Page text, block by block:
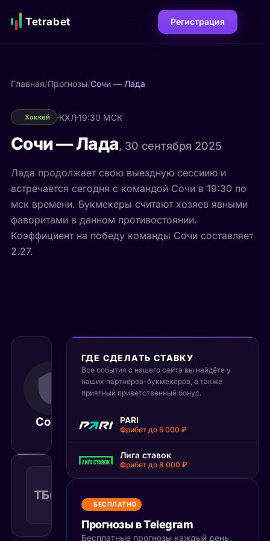
Tetrabet Регистрация
Главная/Прогнозы/Сочи — Лада
Хоккей КХЛ19:30 МСК
Сочи — Лада, 30 сентября 2025
Лада продолжает свою выездную сессиию и
встречается сегодня с командой Сочи в 19:30 по
мск времени. Букмекеры считают хозяев явными
фаворитами в данном противостоянии.
Коэффициент на победу команды Сочи составляет
2.27.
Сочи
30 сентября
2025
19:30
Матч завершён
ТБ(4.5)
4.5
Рекомендуемая
ставка
1.55
ГДЕ СДЕЛАТЬ СТАВКУ
Все события с нашего сайта вы найдёте у
наших партнёров-букмекеров, а также
приятный приветственный бонус.
PARI
Фрибет до 5 000 ₽
Лига ставок
Фрибет до 8 000 ₽
БЕСПЛАТНО
Прогнозы в Telegram
Бесплатные прогнозы каждый день,